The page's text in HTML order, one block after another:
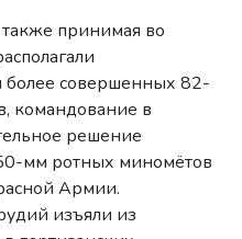
также принимая во
более совершенных 82-
командование в
решение
мм ротных миномётов
Армии.
изъяли из